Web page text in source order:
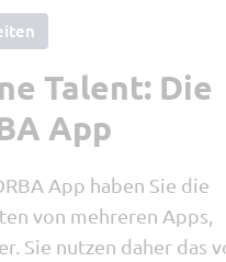
Talent: Die
App
App haben Sie die
von mehreren Apps,
Sie nutzen daher das